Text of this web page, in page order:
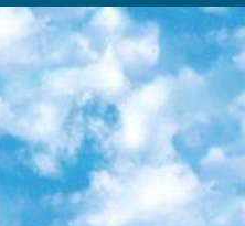
материалы. Хотя «Смартия» ориентируется на русскоязычную аудиторию, часть контента всё же доступна только на английском. 3. «Лекторий Физтеха» Проект Московского физико-технического института (Физтеха). С его помощью вы можете смотреть онлайн серии лекций, записанные на видео в этом вузе. В числе доступных предметов — физика, биология, химия, информационные технологии и другие. К некоторым лекциям администрация ресурса прилагает готовые конспекты, которые можно скачивать в PDF-формате. 4. ITMOcourses Онлайн-площадка Санкт-Петербургского национального исследовательского университета информационных технологий, механики и оптики (ИТМО). Ресурс предоставляет свободный доступ к курсам, разработанным в этом вузе. Каталог материалов разбит на четыре категории: «Оптические системы и технологии», «Приборостроение и робототехника», «Информационные технологии» и «Биотехнологии». Курсы состоят из видеолекций, интерактивных демонстраций и заданий. 5. «КиберЛенинка» Электронная научная библиотека открытого доступа. Каталог площадки регулярно обрастает текстами статей из различных научных изданий. Сгруппированные по журналам и рубрикам публикации можно читать онлайн или скачивать целиком в PDF-формате. Проект нацелен на популяризацию науки за счёт открытого доступа к качественной информации. 6. «ПостНаука» На этом ресурсе публикуют подборки видеолекций, составленные экспертами из разных отраслей и объединённые общими темами. Среди них, к примеру, есть серии «Биоинформатика и геномика», «Культура средневековой Скандинавии» и Cinema Studies о теории кино. Каждая подборка лекций — логически связанная история, рассказанная экспертом от первого лица. Кроме того, на сайте появляются научно-образовательные статьи и тесты на разные темы. 7. «Newочём» Команда проекта «Newочём» отбирает самые интересные тексты из англоязычных СМИ и переводит те из них, за которые голосуют участники сообщества «ВКонтакте». По большей части это научно-популярные статьи. Редакторы придумывают лишь заголовки, в остальном содержание переводов соответствует оригиналам. Полные тексты можно читать прямо в социальной сети. 8. InternetUrok Онлайн-база материалов по основным дисциплинам школьной программы. Информация на сайте структурирована по классам, предметам и темам (урокам). Каждый урок состоит из видеолекций и конспектов. Есть также интерактивные тренажёры и тесты для закрепления пройденного материала. Даже если вы давно окончили школу, возможность повторить программу старших классов всегда может пригодиться. 9. Edutainme Ещё один ресурс об образовании. В отличие от Newtonew, как мне кажется, Edutainme больше ориентируется на представителей индустрии: педагогов, предпринимателей, разработчиков образовательных проектов. Но и любой, кто просто стремится к саморазвитию, найдёт на сайте много полезного и интересного для себя. Например, информацию о новых курсах и образовательных сервисах. 10. Newtonew Онлайн-медиа об образовании и обучении в широком смысле. Авторы Newtonew пишут об инструментах, заведениях, тактиках и стратегиях, которые помогают учить других и получать новые знания самостоятельно. На этой площадке вы найдёте новости, обзоры, аналитические мат